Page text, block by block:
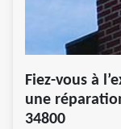
Fiez-vous à
une
34800